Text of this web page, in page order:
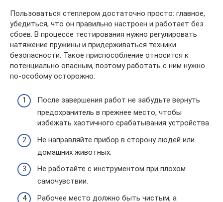
Пользоваться степлером достаточно просто: главное,
убедиться, что он правильно настроен и работает без
сбоев. В процессе тестирования нужно регулировать
натяжение пружины и придерживаться техники
безопасности. Такое приспособление относится к
потенциально опасным, поэтому работать с ним нужно
по-особому осторожно:
После завершения работ не забудьте вернуть
предохранитель в прежнее место, чтобы
избежать хаотичного срабатывания устройства.
Не направляйте прибор в сторону людей или
домашних животных.
Не работайте с инструментом при плохом
самочувствии.
Рабочее место должно быть чистым, а